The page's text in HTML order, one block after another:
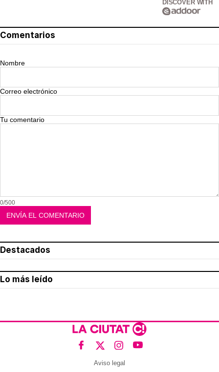
DISCOVER WITH
Comentarios
Nombre
Correo electrónico
Tu comentario
0/500
Destacados
Lo más leído
Aviso legal